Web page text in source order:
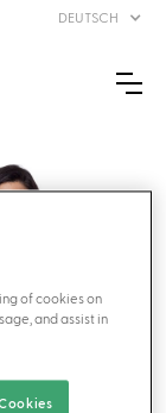
DEUTSCH
of cookies on
and assist in